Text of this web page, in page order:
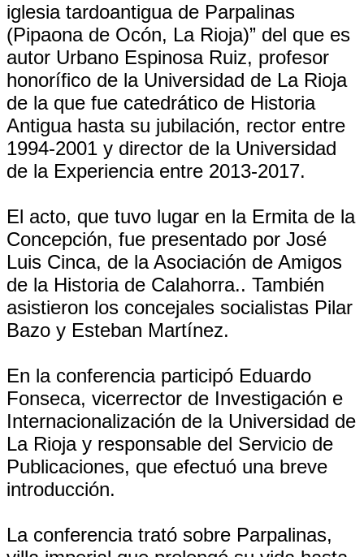
iglesia tardoantigua de Parpalinas
(Pipaona de Ocón, La Rioja)” del que es
autor Urbano Espinosa Ruiz, profesor
honorífico de la Universidad de La Rioja
de la que fue catedrático de Historia
Antigua hasta su jubilación, rector entre
1994-2001 y director de la Universidad
de la Experiencia entre 2013-2017.
El acto, que tuvo lugar en la Ermita de la
Concepción, fue presentado por José
Luis Cinca, de la Asociación de Amigos
de la Historia de Calahorra.. También
asistieron los concejales socialistas Pilar
Bazo y Esteban Martínez.
En la conferencia participó Eduardo
Fonseca, vicerrector de Investigación e
Internacionalización de la Universidad de
La Rioja y responsable del Servicio de
Publicaciones, que efectuó una breve
introducción.
La conferencia trató sobre Parpalinas,